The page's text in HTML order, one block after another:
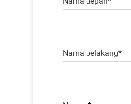
Nama belakang